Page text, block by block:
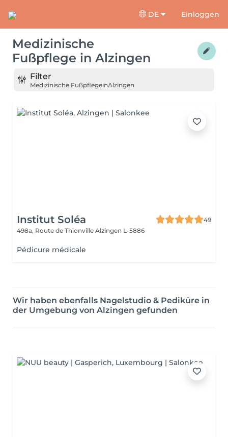
DE Einloggen
Medizinische
Fußpflege in Alzingen
Filter
Medizinische FußpflegeinAlzingen
Institut Soléa
49
498a, Route de Thionville Alzingen L-5886
Pédicure médicale
Wir haben ebenfalls Nagelstudio & Pediküre in
der Umgebung von Alzingen gefunden